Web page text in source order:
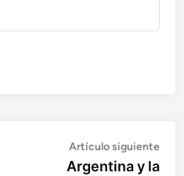
Artículo siguiente
Argentina y la